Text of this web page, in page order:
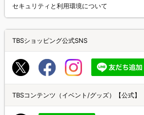
セキュリティと利用環境について
TBSショッピング公式SNS
TBSコンテンツ（イベント/グッズ）【公式】